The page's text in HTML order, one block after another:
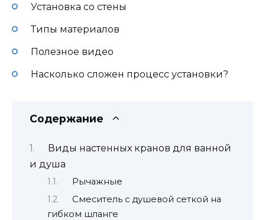
Установка со стены
Типы материалов
Полезное видео
Насколько сложен процесс установки?
Содержание
Виды настенных кранов для ванной
и душа
Рычажные
Смеситель с душевой сеткой на
гибком шланге